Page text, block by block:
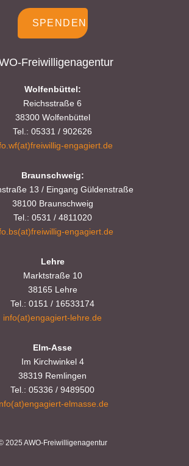
SPENDEN
Freiwilligenagentur
Wolfenbüttel:
Reichsstraße 6
38300 Wolfenbüttel
Tel.: 05331 / 902626
engagiert.de
Braunschweig:
13 / Eingang Güldenstraße
38100 Braunschweig
Tel.: 0531 / 4811020
engagiert.de
Lehre
Marktstraße 10
38165 Lehre
Tel.: 0151 / 16533174
info(at)engagiert-lehre.de
Elm-Asse
Im Kirchwinkel 4
38319 Remlingen
Tel.: 05336 / 9489500
elmasse.de
2025 AWO-Freiwilligenagentur